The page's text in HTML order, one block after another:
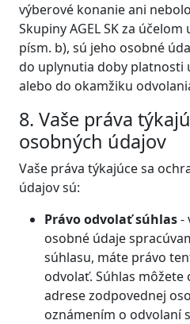
výberové konanie ani
Skupiny AGEL SK za
písm. b), sú jeho osobné
do uplynutia doby platnosti
alebo do okamžiku
8. Vaše práva
osobných údajov
Vaše práva týkajúce sa
údajov sú:
Právo odvolať súhlas-
osobné údaje
súhlasu, máte právo
odvolať. Súhlas
adrese zodpovednej
oznámením o odvolaní